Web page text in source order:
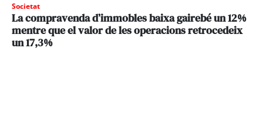
Societat
La compravenda d’immobles baixa gairebé un 12%
mentre que el valor de les operacions retrocedeix
un 17,3%